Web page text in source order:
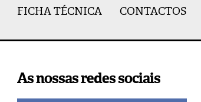
FICHA TÉCNICA CONTACTOS
As nossas redes sociais